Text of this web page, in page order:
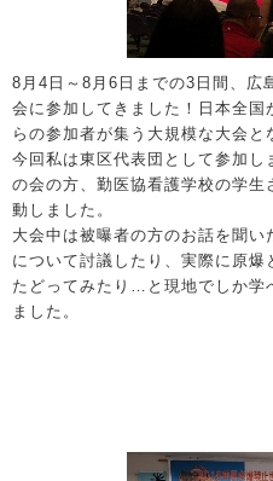
8月4日～8月6日までの3日間、広
会に参加してきました！日本全
らの参加者が集う大規模な大会と
今回私は東区代表団として参加
の会の方、勤医協看護学校の学
動しました。
大会中は被曝者の方のお話を聞
について討議したり、実際に原
たどってみたり…と現地でしか学
ました。